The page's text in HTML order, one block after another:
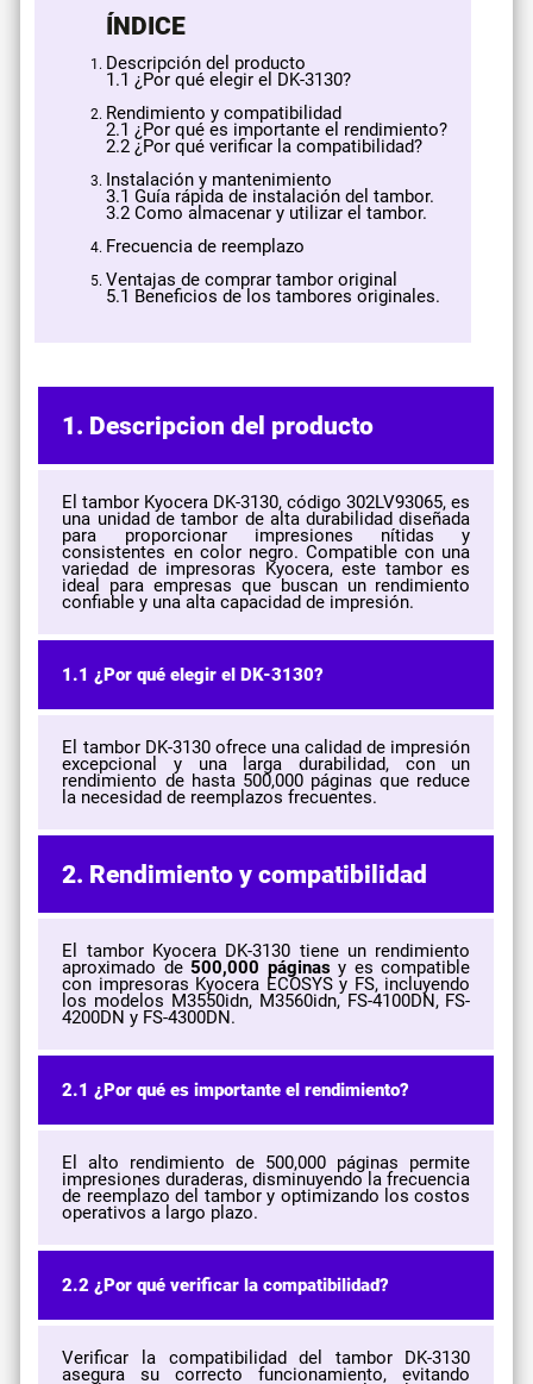
ÍNDICE
Descripción del producto
​1.1 ¿Por qué elegir el DK-3130?
Rendimiento y compatibilidad
2.1 ¿Por qué es importante el rendimiento?
2.2 ¿Por qué verificar la compatibilidad?
Instalación y mantenimiento
3.1 Guía rápida de instalación del tambor.
3.2 Como almacenar y utilizar el tambor.
Frecuencia de reemplazo
Ventajas de comprar tambor original
5.1 Beneficios de los tambores originales.
1. Descripcion del producto
El tambor Kyocera DK-3130, código 302LV93065, es
una unidad de tambor de alta durabilidad diseñada
para proporcionar impresiones nítidas y
consistentes en color negro. Compatible con una
variedad de impresoras Kyocera, este tambor es
ideal para empresas que buscan un rendimiento
confiable y una alta capacidad de impresión.
1.1 ¿Por qué elegir el DK-3130?
El tambor DK-3130 ofrece una calidad de impresión
excepcional y una larga durabilidad, con un
rendimiento de hasta 500,000 páginas que reduce
la necesidad de reemplazos frecuentes.
2. Rendimiento y compatibilidad
El tambor Kyocera DK-3130 tiene un rendimiento
aproximado de500,000 páginasy es compatible
con impresoras Kyocera ECOSYS y FS, incluyendo
los modelos M3550idn, M3560idn, FS-4100DN, FS-
4200DN y FS-4300DN.
2.1 ¿Por qué es importante el rendimiento?
El alto rendimiento de 500,000 páginas permite
impresiones duraderas, disminuyendo la frecuencia
de reemplazo del tambor y optimizando los costos
operativos a largo plazo.
2.2 ¿Por qué verificar la compatibilidad?
Verificar la compatibilidad del tambor DK-3130
asegura su correcto funcionamiento, evitando